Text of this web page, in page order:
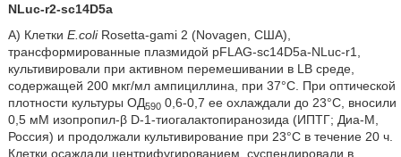
NLuc-r2-sc14D5a
А) Клетки E.coliRosetta-gami 2 (Novagen, США),
трансформированные плазмидой pFLAG-sc14D5a-NLuc-r1,
культивировали при активном перемешивании в LB среде,
содержащей 200 мкг/мл ампициллина, при 37°C. При оптической
плотности культуры ОД5900,6-0,7 ее охлаждали до 23°C, вносили
0,5 мМ изопропил-β D-1-тиогалактопиранозида (ИПТГ; Диа-М,
Россия) и продолжали культивирование при 23°C в течение 20 ч.
Клетки осаждали центрифугированием, суспендировали в